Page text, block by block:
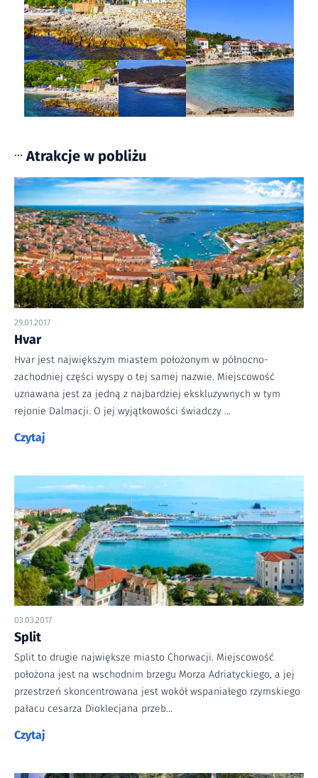
••• Atrakcje w pobliżu
29.01.2017
Hvar
Hvar jest największym miastem położonym w północno-
zachodniej części wyspy o tej samej nazwie. Miejscowość
uznawana jest za jedną z najbardziej ekskluzywnych w tym
rejonie Dalmacji. O jej wyjątkowości świadczy …
Czytaj
03.03.2017
Split
Split to drugie największe miasto Chorwacji. Miejscowość
położona jest na wschodnim brzegu Morza Adriatyckiego, a jej
przestrzeń skoncentrowana jest wokół wspaniałego rzymskiego
pałacu cesarza Dioklecjana przeb…
Czytaj